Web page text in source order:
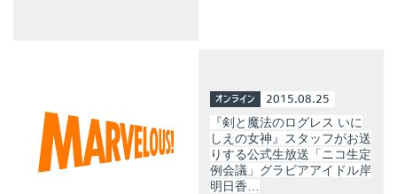
オンライン 2015.08.25
『剣と魔法のログレス いに
しえの女神』スタッフがお送
りする公式生放送「ニコ生定
例会議」グラビアアイドル岸
明日香…